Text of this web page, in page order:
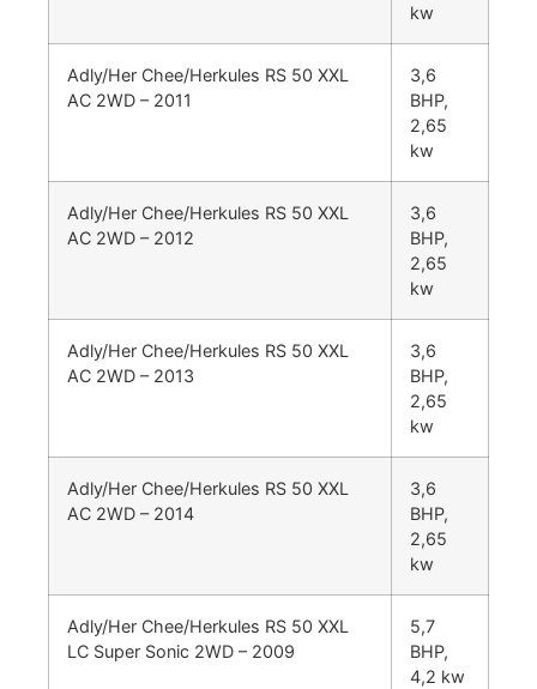
kw
Adly/Her Chee/Herkules RS 50 XXL
AC 2WD – 2011
3,6
BHP,
2,65
kw
Adly/Her Chee/Herkules RS 50 XXL
AC 2WD – 2012
3,6
BHP,
2,65
kw
Adly/Her Chee/Herkules RS 50 XXL
AC 2WD – 2013
3,6
BHP,
2,65
kw
Adly/Her Chee/Herkules RS 50 XXL
AC 2WD – 2014
3,6
BHP,
2,65
kw
Adly/Her Chee/Herkules RS 50 XXL
LC Super Sonic 2WD – 2009
5,7
BHP,
4,2 kw